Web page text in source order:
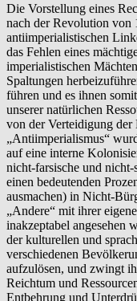
Die Vorstellung eines
nach der Revolution von
antiimperialistischen
das Fehlen eines
imperialistischen
Spaltungen
führen und es ihnen
unserer natürlichen
von der Verteidigung der
„Antiimperialismus“
auf eine interne
nicht-farsische und
einen bedeutenden
ausmachen) in Nicht-
„Andere“ mit ihrer
inakzeptabel angesehen
der kulturellen und
verschiedenen
aufzulösen, und zwingt
Reichtum und
Entbehrung und